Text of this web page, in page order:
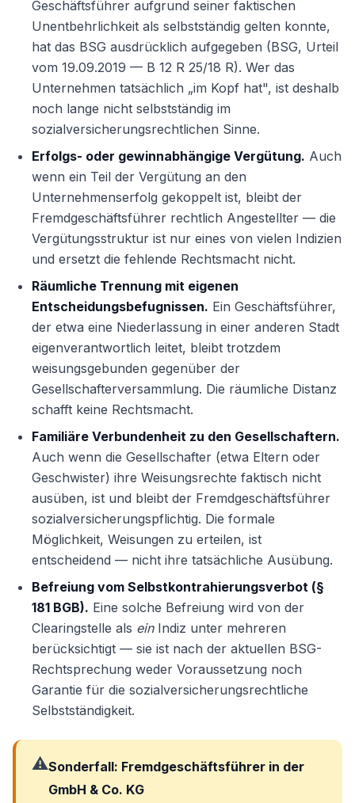
Geschäftsführer aufgrund seiner faktischen
Unentbehrlichkeit als selbstständig gelten konnte,
hat das BSG ausdrücklich aufgegeben (BSG, Urteil
vom 19.09.2019 — B 12 R 25/18 R). Wer das
Unternehmen tatsächlich „im Kopf hat", ist deshalb
noch lange nicht selbstständig im
sozialversicherungsrechtlichen Sinne.
Erfolgs- oder gewinnabhängige Vergütung. Auch
wenn ein Teil der Vergütung an den
Unternehmenserfolg gekoppelt ist, bleibt der
Fremdgeschäftsführer rechtlich Angestellter — die
Vergütungsstruktur ist nur eines von vielen Indizien
und ersetzt die fehlende Rechtsmacht nicht.
Räumliche Trennung mit eigenen
Entscheidungsbefugnissen. Ein Geschäftsführer,
der etwa eine Niederlassung in einer anderen Stadt
eigenverantwortlich leitet, bleibt trotzdem
weisungsgebunden gegenüber der
Gesellschafterversammlung. Die räumliche Distanz
schafft keine Rechtsmacht.
Familiäre Verbundenheit zu den Gesellschaftern.
Auch wenn die Gesellschafter (etwa Eltern oder
Geschwister) ihre Weisungsrechte faktisch nicht
ausüben, ist und bleibt der Fremdgeschäftsführer
sozialversicherungspflichtig. Die formale
Möglichkeit, Weisungen zu erteilen, ist
entscheidend — nicht ihre tatsächliche Ausübung.
Befreiung vom Selbstkontrahierungsverbot (§
181 BGB). Eine solche Befreiung wird von der
Clearingstelle als einIndiz unter mehreren
berücksichtigt — sie ist nach der aktuellen BSG-
Rechtsprechung weder Voraussetzung noch
Garantie für die sozialversicherungsrechtliche
Selbstständigkeit.
⚠️Sonderfall: Fremdgeschäftsführer in der
GmbH & Co. KG